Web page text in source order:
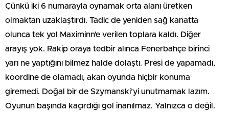
Çünkü iki 6 numarayla oynamak orta alanı üretken
olmaktan uzaklaştırdı. Tadic de yeniden sağ kanatta
olunca tek yol Maximinn’e verilen toplara kaldı. Diğer
arayış yok. Rakip oraya tedbir alınca Fenerbahçe birinci
yarı ne yaptığını bilmez halde dolaştı. Presi de yapamadı,
koordine de olamadı, akan oyunda hiçbir konuma
giremedi. Doğal bir de Szymanski’yi unutmamak lazım.
Oyunun başında kaçırdığı gol inanılmaz. Yalnızca o değil.